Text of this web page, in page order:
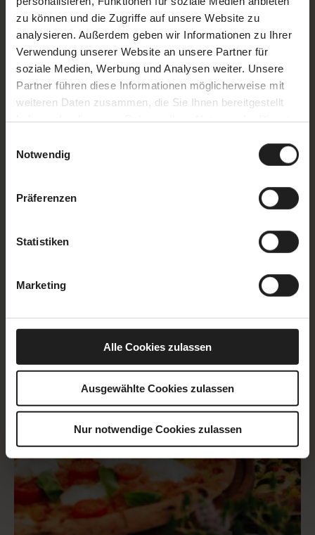
zu können und die Zugriffe auf unsere Website zu
analysieren. Außerdem geben wir Informationen zu Ihrer
Verwendung unserer Website an unsere Partner für
soziale Medien, Werbung und Analysen weiter. Unsere
Partner führen diese Informationen möglicherweise mit
weiteren Daten zusammen, die Sie Ihnen bereitgestellt
Notwendig
Präferenzen
Statistiken
Marketing
Alle Cookies zulassen
Ausgewählte Cookies zulassen
Nur notwendige Cookies zulassen
ZUR SPEISEKARTE